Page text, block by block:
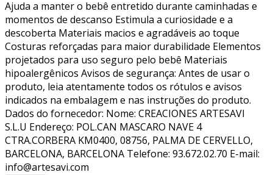
Ajuda a manter o bebê entretido durante caminhadas e
momentos de descanso Estimula a curiosidade e a
descoberta Materiais macios e agradáveis ao toque
Costuras reforçadas para maior durabilidade Elementos
projetados para uso seguro pelo bebê Materiais
hipoalergênicos Avisos de segurança: Antes de usar o
produto, leia atentamente todos os rótulos e avisos
indicados na embalagem e nas instruções do produto.
Dados do fornecedor: Nome: CREACIONES ARTESAVI
S.L.U Endereço: POL.CAN MASCARO NAVE 4
CTRA.CORBERA KM0400, 08756, PALMA DE CERVELLO,
BARCELONA, BARCELONA Telefone: 93.672.02.70 E-mail:
info@artesavi.com